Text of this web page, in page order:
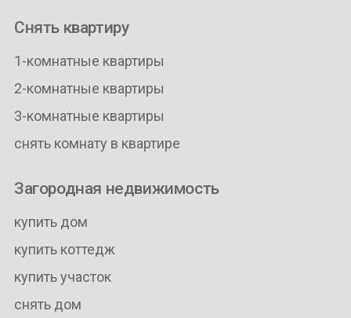
Снять квартиру
1-комнатные квартиры
2-комнатные квартиры
3-комнатные квартиры
снять комнату в квартире
Загородная недвижимость
купить дом
купить коттедж
купить участок
снять дом